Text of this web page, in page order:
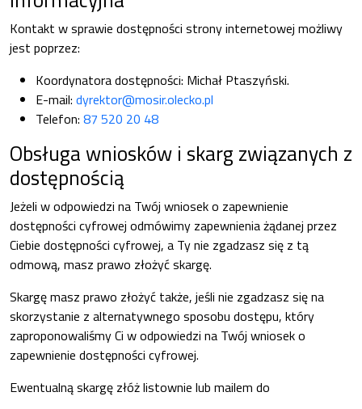
Kontakt w sprawie dostępności strony internetowej możliwy
jest poprzez:
Koordynatora dostępności: Michał Ptaszyński.
E-mail: dyrektor@mosir.olecko.pl
Telefon: 87 520 20 48
Obsługa wniosków i skarg związanych z
dostępnością
Jeżeli w odpowiedzi na Twój wniosek o zapewnienie
dostępności cyfrowej odmówimy zapewnienia żądanej przez
Ciebie dostępności cyfrowej, a Ty nie zgadzasz się z tą
odmową, masz prawo złożyć skargę.
Skargę masz prawo złożyć także, jeśli nie zgadzasz się na
skorzystanie z alternatywnego sposobu dostępu, który
zaproponowaliśmy Ci w odpowiedzi na Twój wniosek o
zapewnienie dostępności cyfrowej.
Ewentualną skargę złóż listownie lub mailem do